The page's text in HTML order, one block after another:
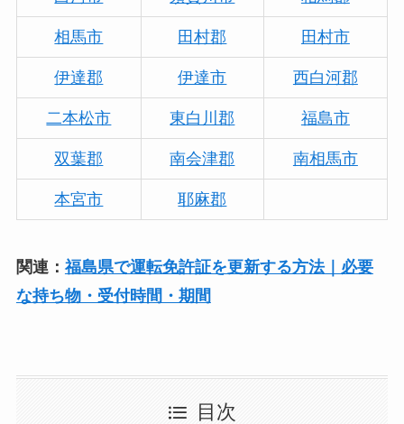
相馬市 田村郡 田村市
伊達郡 伊達市 西白河郡
二本松市 東白川郡 福島市
双葉郡 南会津郡 南相馬市
本宮市 耶麻郡
関連： 福島県で運転免許証を更新する方法｜必要
な持ち物・受付時間・期間
目次